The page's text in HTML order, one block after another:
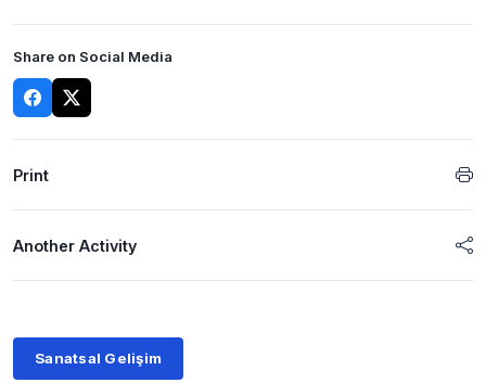
Share on Social Media
Print
Another Activity
Sanatsal Gelişim